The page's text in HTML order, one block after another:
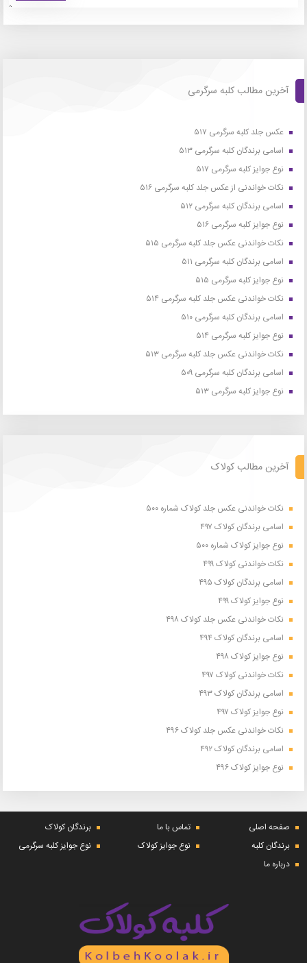
آخرین مطالب کلبه سرگرمی
عکس جلد کلبه سرگرمی ۵۱۷
اسامی برندگان کلبه سرگرمی ۵۱۳
نوع جوایز کلبه سرگرمی ۵۱۷
نکات خواندنی از عکس جلد کلبه سرگرمی ۵۱۶
اسامی برندگان کلبه سرگرمی ۵۱۲
نوع جوایز کلبه سرگرمی ۵۱۶
نکات خواندنی عکس جلد کلبه سرگرمی ۵۱۵
اسامی برندگان کلبه سرگرمی ۵۱۱
نوع جوایز کلبه سرگرمی ۵۱۵
نکات خواندنی عکس جلد کلبه سرگرمی ۵۱۴
اسامی برندگان کلبه سرگرمی ۵۱۰
نوع جوایز کلبه سرگرمی ۵۱۴
نکات خواندنی عکس جلد کلبه سرگرمی ۵۱۳
اسامی برندگان کلبه سرگرمی ۵۰۹
نوع جوایز کلبه سرگرمی ۵۱۳
آخرین مطالب کولاک
نکات خواندنی عکس جلد کولاک شماره ۵۰۰
اسامی برندگان کولاک ۴۹۷
نوع جوایز کولاک شماره ۵۰۰
نکات خواندنی کولاک ۴۹۹
اسامی برندگان کولاک ۴۹۵
نوع جوایز کولاک ۴۹۹
نکات خواندنی عکس جلد کولاک ۴۹۸
اسامی برندگان کولاک ۴۹۴
نوع جوایز کولاک ۴۹۸
نکات خواندنی کولاک ۴۹۷
اسامی برندگان کولاک ۴۹۳
نوع جوایز کولاک ۴۹۷
نکات خواندنی عکس جلد کولاک ۴۹۶
اسامی برندگان کولاک ۴۹۲
نوع جوایز کولاک ۴۹۶
صفحه اصلی تماس با ما
برندگان کولاک
برندگان کلبه
نوع جوایز کولاک
نوع جوایز کلبه سرگرمی
درباره ما